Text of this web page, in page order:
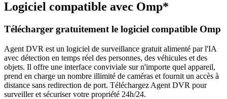
Logiciel compatible avec Omp*
Télécharger gratuitement le logiciel compatible Omp
Agent DVR est un logiciel de surveillance gratuit alimenté par l'IA
avec détection en temps réel des personnes, des véhicules et des
objets. Il offre une interface conviviale sur n'importe quel appareil,
prend en charge un nombre illimité de caméras et fournit un accès à
distance sans redirection de port. Téléchargez Agent DVR pour
surveiller et sécuriser votre propriété 24h/24.